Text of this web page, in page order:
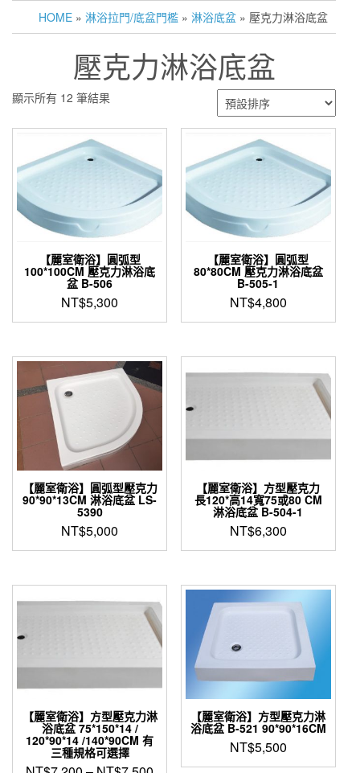
HOME » 淋浴拉門/底盆門檻 » 淋浴底盆 » 壓克力淋浴底盆
壓克力淋浴底盆
顯示所有 12 筆結果
【麗室衛浴】圓弧型
100*100CM 壓克力淋浴底
盆 B-506
NT$5,300
【麗室衛浴】圓弧型
80*80CM 壓克力淋浴底盆
B-505-1
NT$4,800
【麗室衛浴】圓弧型壓克力
90*90*13CM 淋浴底盆 LS-
5390
NT$5,000
【麗室衛浴】方型壓克力
長120*高14寬75或80 CM
淋浴底盆 B-504-1
NT$6,300
【麗室衛浴】方型壓克力淋
浴底盆 75*150*14 /
120*90*14 /140*90CM 有
三種規格可選擇
【麗室衛浴】方型壓克力淋
浴底盆 B-521 90*90*16CM
NT$5,500